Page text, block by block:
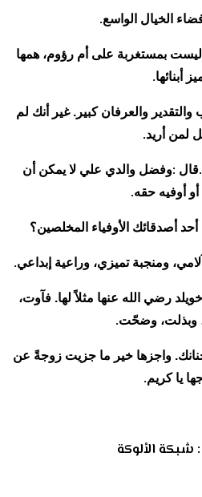
الخيال الواسع.
بمستغربة على أم رؤوم، همها
أبنائها.
والعرفان كبير. غير أنك لم
لمن أريد.
.قال :وفضل والدي علي لا يمكن أن
أو أوفيه حقه.
أصدقائك الأوفياء المخلصين؟
ومنجبة تميزي، وراعية إبداعي.
رضي الله عنها مثلاً لها. فآوت،
وبذلت، وضحّت.
واجزها خير ما جزيت زوجةً عن
يا كريم.
شبكة الألوكة